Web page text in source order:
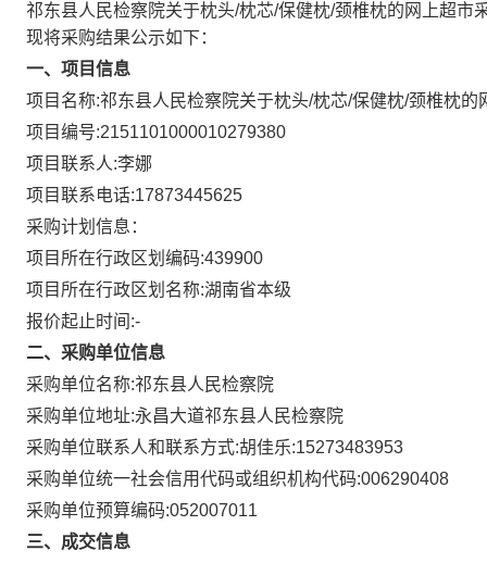
祁东县人民检察院关于枕头/枕芯/保健枕/颈椎枕的网上超市
现将采购结果公示如下：
一、项目信息
项目名称:祁东县人民检察院关于枕头/枕芯/保健枕/颈椎枕的
项目编号:2151101000010279380
项目联系人:李娜
项目联系电话:17873445625
采购计划信息：
项目所在行政区划编码:439900
项目所在行政区划名称:湖南省本级
报价起止时间:-
二、采购单位信息
采购单位名称:祁东县人民检察院
采购单位地址:永昌大道祁东县人民检察院
采购单位联系人和联系方式:胡佳乐:15273483953
采购单位统一社会信用代码或组织机构代码:006290408
采购单位预算编码:052007011
三、成交信息